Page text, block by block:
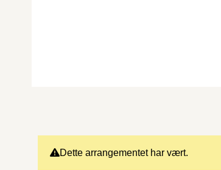
Dette arrangementet har vært.